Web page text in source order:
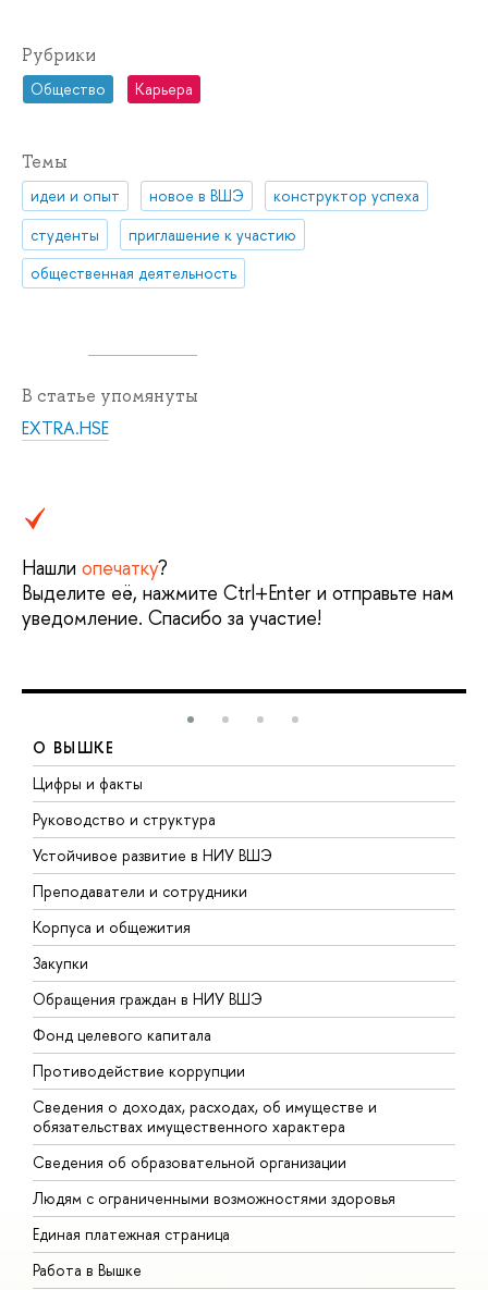
Рубрики
Общество Карьера
Темы
идеи и опыт новое в ВШЭ
конструктор успеха
студенты
приглашение к участию
общественная деятельность
В статье упомянуты
EXTRA.HSE
Нашли опечатку?
Выделите её, нажмите Ctrl+Enter и отправьте нам
уведомление. Спасибо за участие!
О ВЫШКЕ
Цифры и факты
Руководство и структура
Устойчивое развитие в НИУ ВШЭ
Преподаватели и сотрудники
Корпуса и общежития
Закупки
Обращения граждан в НИУ ВШЭ
Фонд целевого капитала
Противодействие коррупции
Сведения о доходах, расходах, об имуществе и
обязательствах имущественного характера
Сведения об образовательной организации
Людям с ограниченными возможностями здоровья
Единая платежная страница
Работа в Вышке